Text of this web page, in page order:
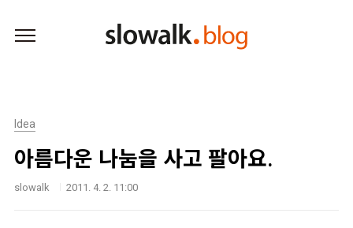
Idea
아름다운 나눔을 사고 팔아요.
slowalk 2011. 4. 2. 11:00